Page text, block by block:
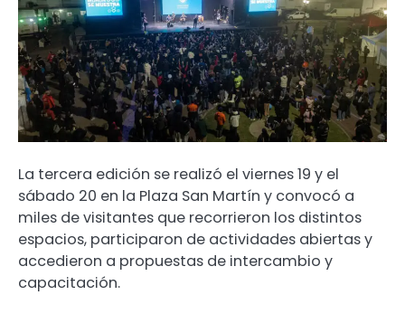
La tercera edición se realizó el viernes 19 y el
sábado 20 en la Plaza San Martín y convocó a
miles de visitantes que recorrieron los distintos
espacios, participaron de actividades abiertas y
accedieron a propuestas de intercambio y
capacitación.